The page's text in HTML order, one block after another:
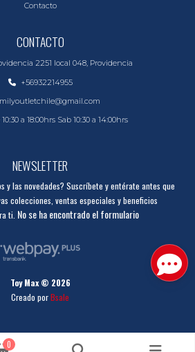
Contacto
CONTACTO
2251 local 048, Providencia
+56932214955
a 18:00hrs Sab 10:30 a 14:00hrs
NEWSLETTER
y las novedades? Suscríbete y entérate antes que
colecciones, ventas especiales y beneficios
ti. No se ha encontrado el formulario
Toy Max © 2026
Creado porBsale
0